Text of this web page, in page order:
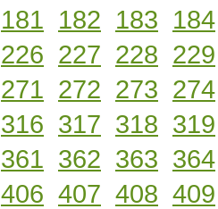
181 182 183 184
226 227 228 229
271 272 273 274
316 317 318 319
361 362 363 364
406 407 408 409